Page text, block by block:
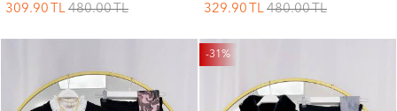
309.90 TL 480.00TL 329.90 TL 480.00TL
-31%